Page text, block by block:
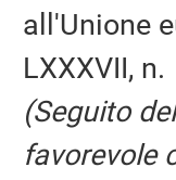
all'Unione
LXXXVII,
(Seguito
favorevole